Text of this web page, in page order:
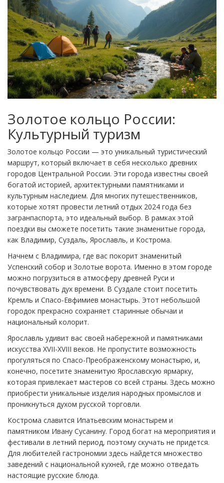
Золотое кольцо России:
Культурный туризм
Золотое кольцо России — это уникальный туристический
маршрут, который включает в себя несколько древних
городов Центральной России. Эти города известны своей
богатой историей, архитектурными памятниками и
культурным наследием. Для многих путешественников,
которые хотят провести летний отдых 2024 года без
загранпаспорта, это идеальный выбор. В рамках этой
поездки вы сможете посетить такие знаменитые города,
как Владимир, Суздаль, Ярославль, и Кострома.
Начнем с Владимира, где вас покорит знаменитый
Успенский собор и Золотые ворота. Именно в этом городе
можно погрузиться в атмосферу древней Руси и
почувствовать дух времени. В Суздале стоит посетить
Кремль и Спасо-Евфимиев монастырь. Этот небольшой
городок прекрасно сохраняет старинные обычаи и
национальный колорит.
Ярославль удивит вас своей набережной и памятниками
искусства XVII-XVIII веков. Не пропустите возможность
прогуляться по Спасо-Преображенскому монастырю, и,
конечно, посетите знаменитую Ярославскую ярмарку,
которая привлекает мастеров со всей страны. Здесь можно
приобрести уникальные изделия народных промыслов и
проникнуться духом русской торговли.
Кострома славится Ипатьевским монастырем и
памятником Ивану Сусанину. Город богат на мероприятия и
фестивали в летний период, поэтому скучать не придется.
Для любителей гастрономии здесь найдется множество
заведений с национальной кухней, где можно отведать
настоящие русские блюда.